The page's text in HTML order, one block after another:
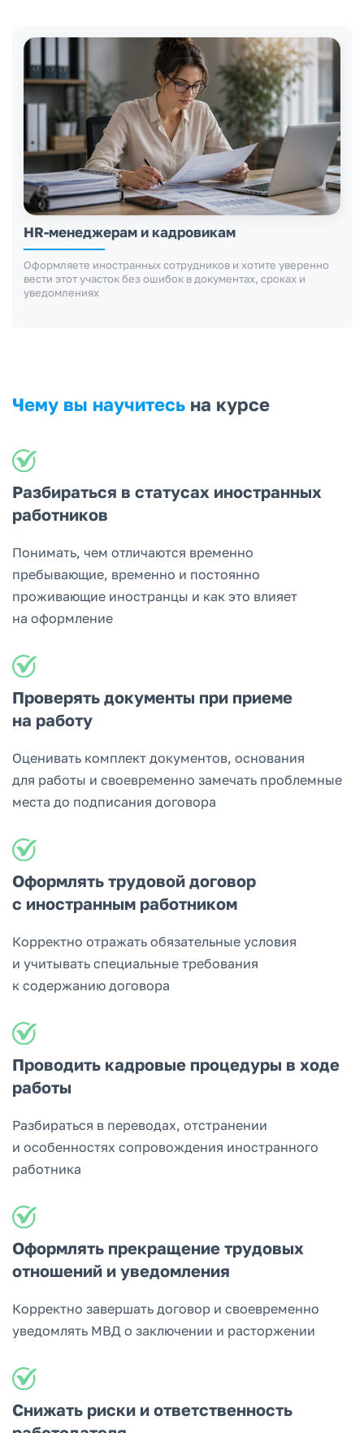
Юристам и специалистам по трудовому
праву
Нужно глубже разбираться в правовых основаниях работы
иностранцев и защищать работодателя от миграционных
Чему вы научитесь на курсе
Разбираться в статусах иностранных
работников
Понимать, чем отличаются временно
пребывающие, временно и постоянно
проживающие иностранцы и как это влияет
на оформление
Проверять документы при приеме
на работу
Оценивать комплект документов, основания
для работы и своевременно замечать проблемные
места до подписания договора
Оформлять трудовой договор
с иностранным работником
Корректно отражать обязательные условия
и учитывать специальные требования
к содержанию договора
Проводить кадровые процедуры в ходе
работы
Разбираться в переводах, отстранении
и особенностях сопровождения иностранного
работника
Оформлять прекращение трудовых
отношений и уведомления
Корректно завершать договор и своевременно
уведомлять МВД о заключении и расторжении
Снижать риски и ответственность